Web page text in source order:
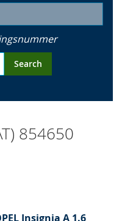
Search
854650
Insignia A 1.6